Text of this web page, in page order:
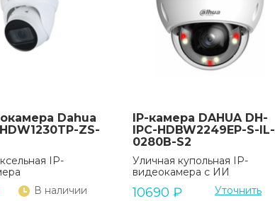
Dahua
ZS-
IP-
В наличии
IP-камера DAHUA DH-
IPC-HDBW2249EP-S-IL-
0280B-S2
Уличная купольная IP-
видеокамера с ИИ
10690 ₽ Уточнить